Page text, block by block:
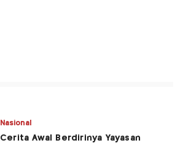
Nasional
Cerita Awal Berdirinya Yayasan